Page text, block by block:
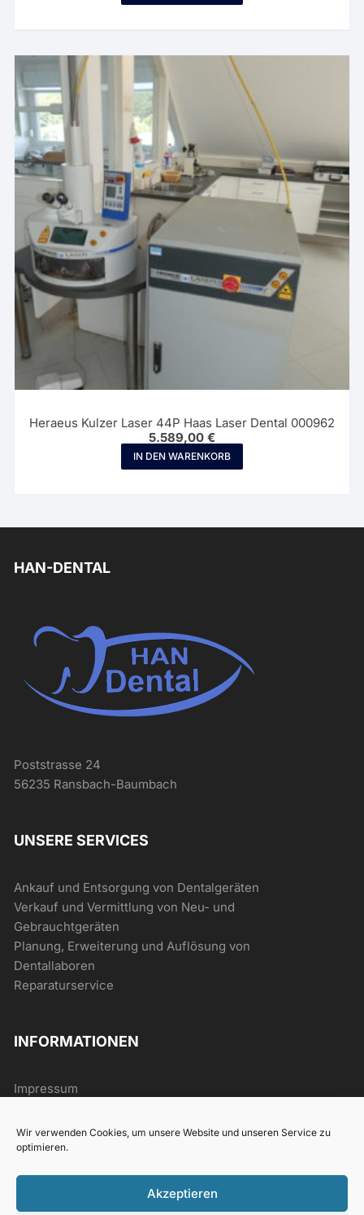
Wir verwenden Cookies, um unsere Website und unseren Service zu
optimieren.
Akzeptieren
Heraeus Kulzer Laser 44P Haas Laser Dental 000962
5.589,00 €
IN DEN WARENKORB
HAN-DENTAL
Poststrasse 24
56235 Ransbach-Baumbach
UNSERE SERVICES
Ankauf und Entsorgung von Dentalgeräten
Verkauf und Vermittlung von Neu- und
Gebrauchtgeräten
Planung, Erweiterung und Auflösung von
Dentallaboren
Reparaturservice
INFORMATIONEN
Impressum
Datenschutz
Widerrufsrecht